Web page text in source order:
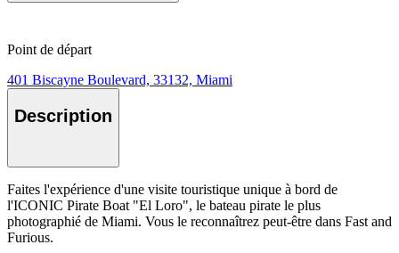
Point de départ
401 Biscayne Boulevard, 33132, Miami
Description
Faites l'expérience d'une visite touristique unique à bord de
l'ICONIC Pirate Boat "El Loro", le bateau pirate le plus
photographié de Miami. Vous le reconnaîtrez peut-être dans Fast and
Furious.